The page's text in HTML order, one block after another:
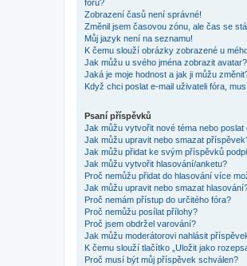
fóru?
Zobrazení časů není správné!
Změnil jsem časovou zónu, ale čas se
Můj jazyk není na seznamu!
K čemu slouží obrázky zobrazené u
Jak můžu u svého jména zobrazit avatar?
Jaká je moje hodnost a jak ji můžu
Když chci poslat e-mail uživateli fóra,
Psaní příspěvků
Jak můžu vytvořit nové téma nebo poslat
Jak můžu upravit nebo smazat
Jak můžu přidat ke svým příspěvků
Jak můžu vytvořit hlasování/anketu?
Proč nemůžu přidat do hlasování více
Jak můžu upravit nebo smazat
Proč nemám přístup do určitého fóra?
Proč nemůžu posílat přílohy?
Proč jsem obdržel varování?
Jak můžu moderátorovi nahlásit
K čemu slouží tlačítko „Uložit jako
Proč musí být můj příspěvek schválen?